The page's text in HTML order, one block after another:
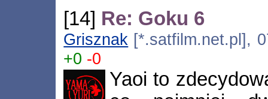
[14] Re: Goku 6
Grisznak [*.satfilm.net.pl],
+0 -0
Yaoi to